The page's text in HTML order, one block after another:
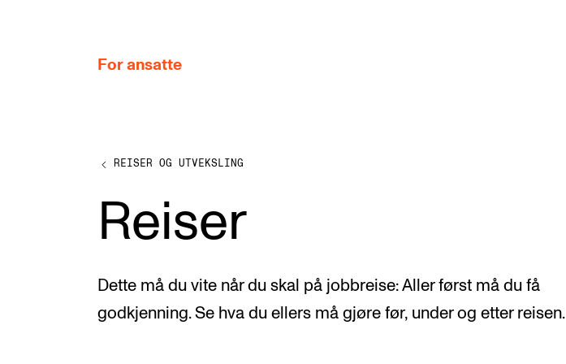
For ansatte
MITT ARBEIDSFORHOLD
Arbeidstid og lønn
Reiser og utveksling
Overordnet i mitt arbeid Kommunikasjon
REISER OG UTVEKSLING
Reiser
Dette må du vite når du skal på jobbreise: Aller først må du få
godkjenning. Se hva du ellers må gjøre før, under og etter reisen.